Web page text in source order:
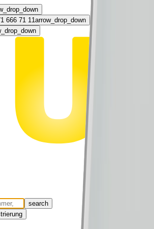
666 71 11arrow_drop_down
search